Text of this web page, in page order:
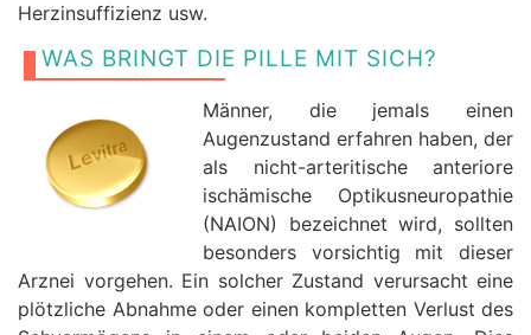
Herzinsuffizienz usw.
WAS BRINGT DIE PILLE MIT SICH?
Männer, die jemals einen
Augenzustand erfahren haben, der
als nicht-arteritische anteriore
ischämische Optikusneuropathie
(NAION) bezeichnet wird, sollten
besonders vorsichtig mit dieser
Arznei vorgehen. Ein solcher Zustand verursacht eine
plötzliche Abnahme oder einen kompletten Verlust des